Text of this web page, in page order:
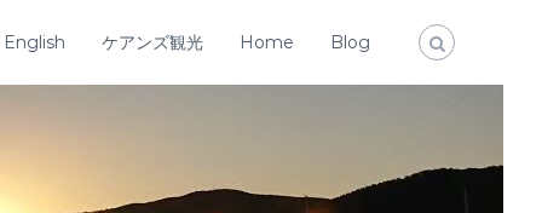
English ケアンズ観光 Home Blog